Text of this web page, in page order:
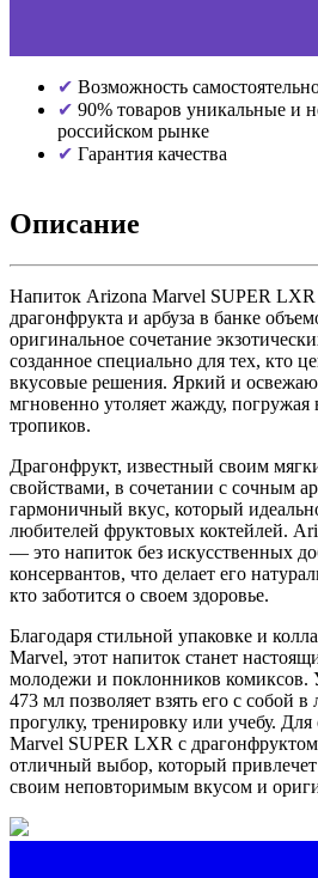
Возможность
90% товаров уникальные и
российском рынке
Гарантия качества
Описание
Напиток Arizona Marvel SUPER
драгонфрукта и арбуза в банке
оригинальное сочетание
созданное специально для тех, кто
вкусовые решения. Яркий и
мгновенно утоляет жажду, погружая
тропиков.
Драгонфрукт, известный своим
свойствами, в сочетании с сочным
гармоничный вкус, который
любителей фруктовых коктейлей.
— это напиток без искусственных
консервантов, что делает его
кто заботится о своем здоровье.
Благодаря стильной упаковке и
Marvel, этот напиток станет
молодежи и поклонников комиксов.
473 мл позволяет взять его с собой
прогулку, тренировку или учебу.
Marvel SUPER LXR с
отличный выбор, который
своим неповторимым вкусом и